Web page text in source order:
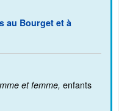
au Bourget et à
et femme, enfants